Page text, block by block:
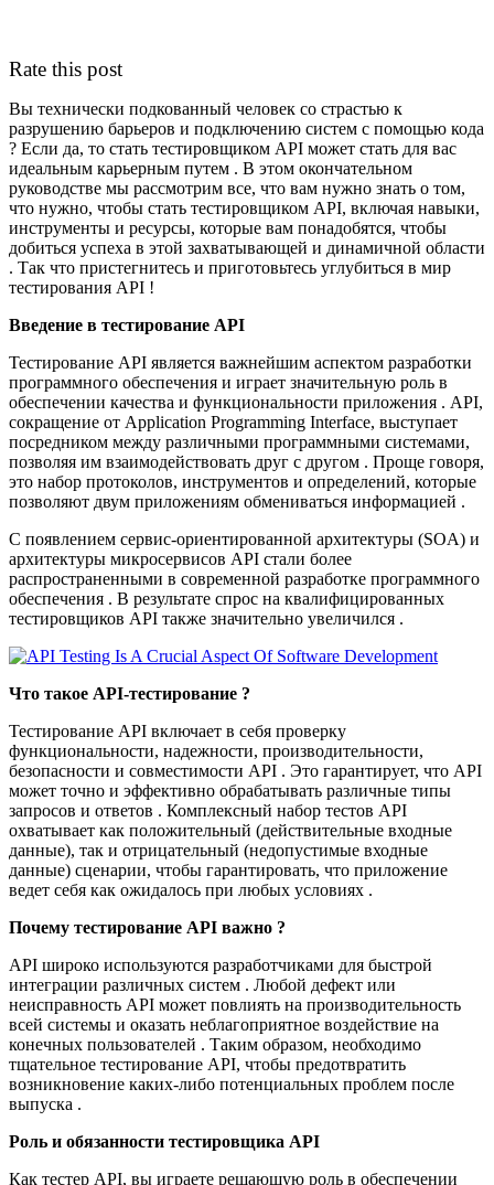
Rate this post
Вы технически подкованный человек со страстью к
разрушению барьеров и подключению систем с помощью кода
? Если да, то стать тестировщиком API может стать для вас
идеальным карьерным путем . В этом окончательном
руководстве мы рассмотрим все, что вам нужно знать о том,
что нужно, чтобы стать тестировщиком API, включая навыки,
инструменты и ресурсы, которые вам понадобятся, чтобы
добиться успеха в этой захватывающей и динамичной области
. Так что пристегнитесь и приготовьтесь углубиться в мир
тестирования API !
Введение в тестирование API
Тестирование API является важнейшим аспектом разработки
программного обеспечения и играет значительную роль в
обеспечении качества и функциональности приложения . API,
сокращение от Application Programming Interface, выступает
посредником между различными программными системами,
позволяя им взаимодействовать друг с другом . Проще говоря,
это набор протоколов, инструментов и определений, которые
позволяют двум приложениям обмениваться информацией .
С появлением сервис-ориентированной архитектуры (SOA) и
архитектуры микросервисов API стали более
распространенными в современной разработке программного
обеспечения . В результате спрос на квалифицированных
тестировщиков API также значительно увеличился .
Что такое API-тестирование ?
Тестирование API включает в себя проверку
функциональности, надежности, производительности,
безопасности и совместимости API . Это гарантирует, что API
может точно и эффективно обрабатывать различные типы
запросов и ответов . Комплексный набор тестов API
охватывает как положительный (действительные входные
данные), так и отрицательный (недопустимые входные
данные) сценарии, чтобы гарантировать, что приложение
ведет себя как ожидалось при любых условиях .
Почему тестирование API важно ?
API широко используются разработчиками для быстрой
интеграции различных систем . Любой дефект или
неисправность API может повлиять на производительность
всей системы и оказать неблагоприятное воздействие на
конечных пользователей . Таким образом, необходимо
тщательное тестирование API, чтобы предотвратить
возникновение каких-либо потенциальных проблем после
выпуска .
Роль и обязанности тестировщика API
Как тестер API, вы играете решающую роль в обеспечении